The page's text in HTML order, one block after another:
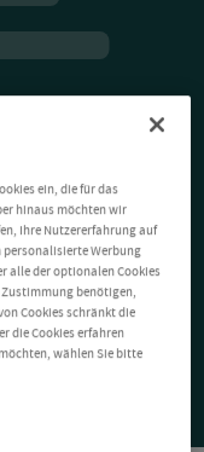
ein, die für das
hinaus möchten wir
Ihre Nutzererfahrung auf
personalisierte Werbung
alle der optionalen Cookies
benötigen,
Cookies schränkt die
die Cookies erfahren
wählen Sie bitte